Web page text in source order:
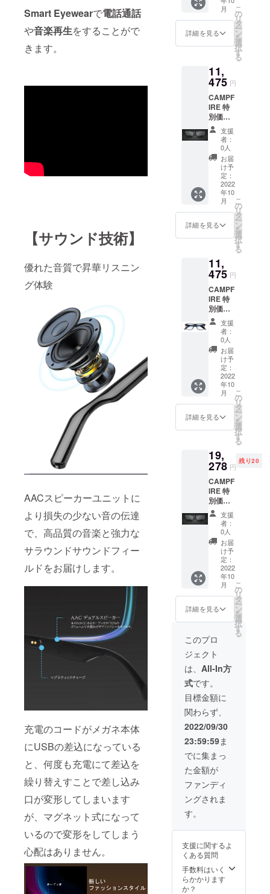
Smart Eyewearで電話通話
や音楽再生をすることがで
きます。
【サウンド技術】
優れた音質で昇華リスニン
グ体験
AACスピーカーユニットに
より損失の少ない音の伝達
で、高品質の音楽と強力な
サラウンドサウンドフィー
ルドをお届けします。
充電のコードがメガネ本体
にUSBの差込になっている
と、何度も充電にて差込を
繰り替えすことで差し込み
口が変形してしまいます
が、マグネット式になって
いるので変形をしてしまう
心配はありません。
Smart
Eyewea
r 本体
専用
ル クロ
ス 日本
語説明
書
売価格
15,300
円
→10,71
0円
数に達
した時
点で、
プロ
ジェク
ト期間
中で
あって
もリ
ターン
を発送
いたし
ます】
Smart
Eyewea
r 本体
専用
ル クロ
ス 日本
語説明
書
月
詳細を見る
こ
の
リ
タ
ー
ン
を
選
択
す
る
11,
475 円
CAMPF
IRE 特
別価格
25%OF
F
Smart
Eyewea
r サング
ラス 1
セット
一般販
売価格
15,300
円
→11,47
5円
Eyewea
r 本体
専用
ケース
USB
ケーブ
ル クロ
ス 日本
語説明
書
支援
者：
0人
お届
け予
定：
2022
年10
月
詳細を見る
こ
の
リ
タ
ー
ン
を
選
択
す
る
11,
475 円
CAMPF
IRE 特
別価格
25%OF
F
Smart
Eyewea
r メガ
ネ 1
セット
一般販
売価格
15,300
円
→11,47
5円
Eyewea
r 本体
専用
ケース
USB
ケーブ
ル クロ
ス 日本
語説明
書
支援
者：
0人
お届
け予
定：
2022
年10
月
詳細を見る
こ
の
リ
タ
ー
ン
を
選
択
す
る
19,
278 円
残り20
CAMPF
IRE 特
別価格
37%OF
F
Smart
Eyewea
r サング
ラス
２セッ
ト 一般
販売価
格
30,600
円
→19,27
8円
【限定
数に達
した時
点で、
プロ
ジェク
ト期間
中で
あって
もリ
ターン
を発送
いたし
ます】
Smart
Eyewea
r 本体
USB
ル クロ
ス 日本
語説明
書
支援
者：
0人
お届
け予
定：
2022
年10
月
詳細を見る
こ
の
リ
タ
ー
ン
を
選
択
す
る
このプロ
ジェクト
は、 All-In方
式です。
目標金額に
関わらず、
2022/09/30
23:59:59ま
でに集まっ
た金額が
ファンディ
ングされま
す。
支援に関するよ
くある質問
手数料はいく
らかかります
か？